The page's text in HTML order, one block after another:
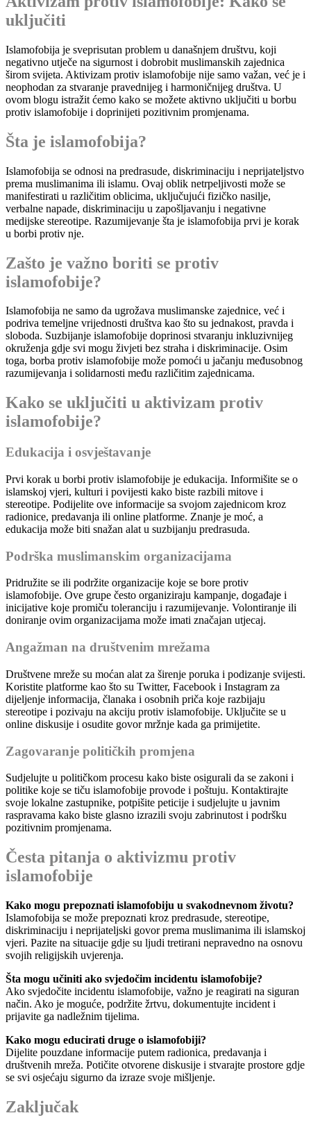
uključiti
Islamofobija je sveprisutan problem u današnjem društvu, koji
negativno utječe na sigurnost i dobrobit muslimanskih zajednica
širom svijeta. Aktivizam protiv islamofobije nije samo važan, već je i
neophodan za stvaranje pravednijeg i harmoničnijeg društva. U
ovom blogu istražit ćemo kako se možete aktivno uključiti u borbu
protiv islamofobije i doprinijeti pozitivnim promjenama.
Šta je islamofobija?
Islamofobija se odnosi na predrasude, diskriminaciju i neprijateljstvo
prema muslimanima ili islamu. Ovaj oblik netrpeljivosti može se
manifestirati u različitim oblicima, uključujući fizičko nasilje,
verbalne napade, diskriminaciju u zapošljavanju i negativne
medijske stereotipe. Razumijevanje šta je islamofobija prvi je korak
u borbi protiv nje.
Zašto je važno boriti se protiv
islamofobije?
Islamofobija ne samo da ugrožava muslimanske zajednice, već i
podriva temeljne vrijednosti društva kao što su jednakost, pravda i
sloboda. Suzbijanje islamofobije doprinosi stvaranju inkluzivnijeg
okruženja gdje svi mogu živjeti bez straha i diskriminacije. Osim
toga, borba protiv islamofobije može pomoći u jačanju međusobnog
razumijevanja i solidarnosti među različitim zajednicama.
Kako se uključiti u aktivizam protiv
islamofobije?
Edukacija i osvještavanje
Prvi korak u borbi protiv islamofobije je edukacija. Informišite se o
islamskoj vjeri, kulturi i povijesti kako biste razbili mitove i
stereotipe. Podijelite ove informacije sa svojom zajednicom kroz
radionice, predavanja ili online platforme. Znanje je moć, a
edukacija može biti snažan alat u suzbijanju predrasuda.
Podrška muslimanskim organizacijama
Pridružite se ili podržite organizacije koje se bore protiv
islamofobije. Ove grupe često organiziraju kampanje, događaje i
inicijative koje promiču toleranciju i razumijevanje. Volontiranje ili
doniranje ovim organizacijama može imati značajan utjecaj.
Angažman na društvenim mrežama
Društvene mreže su moćan alat za širenje poruka i podizanje svijesti.
Koristite platforme kao što su Twitter, Facebook i Instagram za
dijeljenje informacija, članaka i osobnih priča koje razbijaju
stereotipe i pozivaju na akciju protiv islamofobije. Uključite se u
online diskusije i osudite govor mržnje kada ga primijetite.
Zagovaranje političkih promjena
Sudjelujte u političkom procesu kako biste osigurali da se zakoni i
politike koje se tiču islamofobije provode i poštuju. Kontaktirajte
svoje lokalne zastupnike, potpišite peticije i sudjelujte u javnim
raspravama kako biste glasno izrazili svoju zabrinutost i podršku
pozitivnim promjenama.
Česta pitanja o aktivizmu protiv
islamofobije
Kako mogu prepoznati islamofobiju u svakodnevnom životu?
Islamofobija se može prepoznati kroz predrasude, stereotipe,
diskriminaciju i neprijateljski govor prema muslimanima ili islamskoj
vjeri. Pazite na situacije gdje su ljudi tretirani nepravedno na osnovu
svojih religijskih uvjerenja.
Šta mogu učiniti ako svjedočim incidentu islamofobije?
Ako svjedočite incidentu islamofobije, važno je reagirati na siguran
način. Ako je moguće, podržite žrtvu, dokumentujte incident i
prijavite ga nadležnim tijelima.
Kako mogu educirati druge o islamofobiji?
Dijelite pouzdane informacije putem radionica, predavanja i
društvenih mreža. Potičite otvorene diskusije i stvarajte prostore gdje
se svi osjećaju sigurno da izraze svoje mišljenje.
Zaključak